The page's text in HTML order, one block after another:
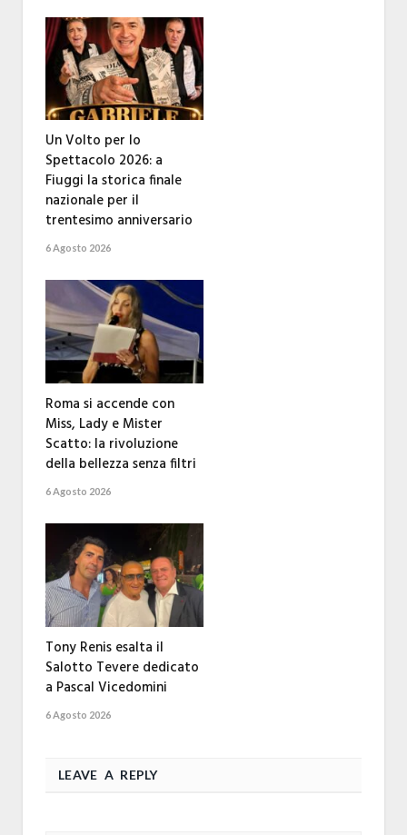
Un Volto per lo
Spettacolo 2026: a
Fiuggi la storica finale
nazionale per il
trentesimo anniversario
6 Agosto 2026
Roma si accende con
Miss, Lady e Mister
Scatto: la rivoluzione
della bellezza senza filtri
6 Agosto 2026
Tony Renis esalta il
Salotto Tevere dedicato
a Pascal Vicedomini
6 Agosto 2026
LEAVE A REPLY